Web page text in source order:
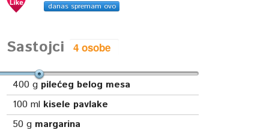
danas spremam ovo
Sastojci
400 g pilećeg belog mesa
100 ml kisele pavlake
50 g margarina